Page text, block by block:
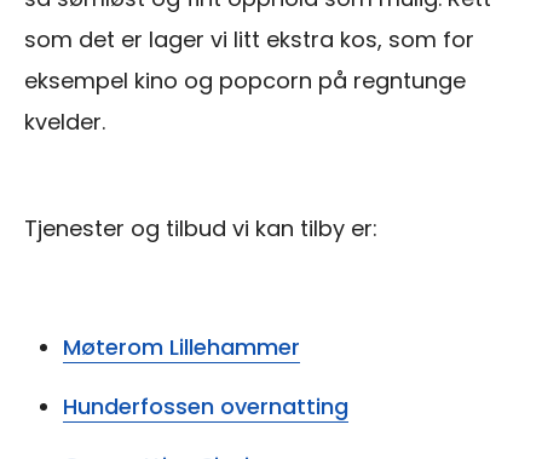
som det er lager vi litt ekstra kos, som for
eksempel kino og popcorn på regntunge
kvelder.
Tjenester og tilbud vi kan tilby er:
Møterom Lillehammer
Hunderfossen overnatting